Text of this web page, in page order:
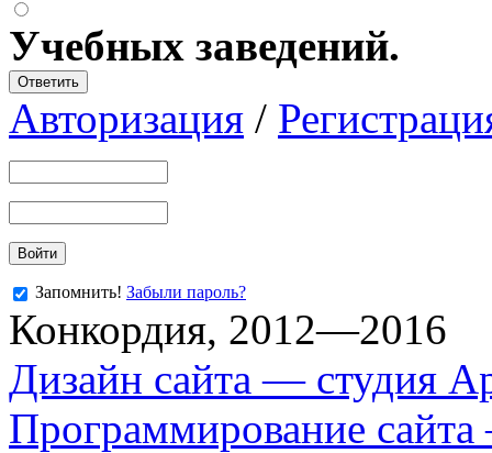
Учебных заведений.
Авторизация /
Запомнить! Забыли пароль?
Конкордия, 2012—2016
Дизайн сайта — студия
Программирование